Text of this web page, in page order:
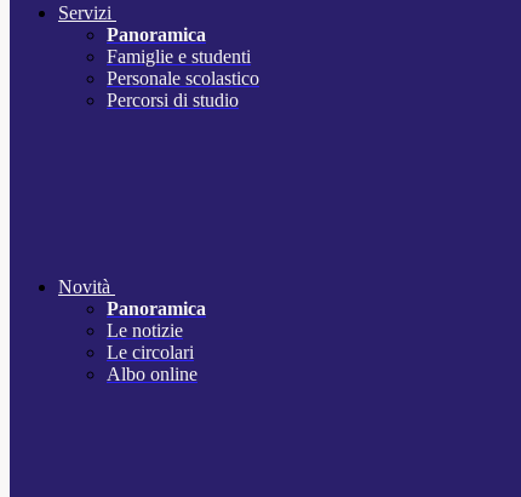
Servizi
Panoramica
Famiglie e studenti
Personale scolastico
Percorsi di studio
Novità
Panoramica
Le notizie
Le circolari
Albo online